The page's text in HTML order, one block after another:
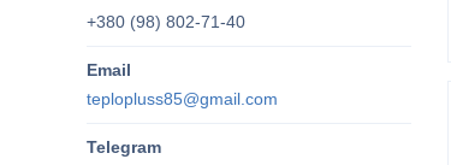
+380 (98) 802-71-40
teplopluss85@gmail.com